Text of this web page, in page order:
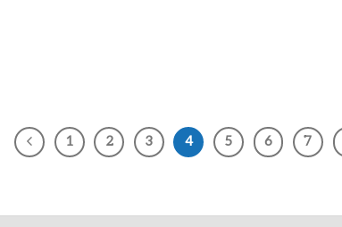
1 2 3 4 5 6 7